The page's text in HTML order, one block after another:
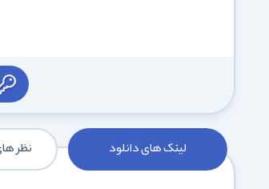
لینک های دانلود نظر